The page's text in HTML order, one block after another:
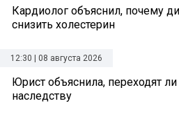
Кардиолог объяснил, почему
снизить холестерин
12:30 | 08 августа 2026
Юрист объяснила, переходят
наследству